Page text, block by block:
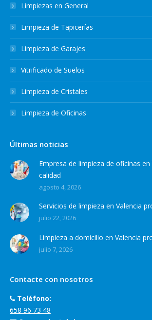
Limpiezas en General
Limpieza de Tapicerías
Limpieza de Garajes
Vitrificado de Suelos
Limpieza de Cristales
Limpieza de Oficinas
Últimas noticias
Empresa de limpieza de oficinas en
calidad
agosto 4, 2026
Servicios de limpieza en Valencia
julio 22, 2026
Limpieza a domicilio en Valencia
julio 7, 2026
Contacte con nosotros
Teléfono:
658 96 73 48